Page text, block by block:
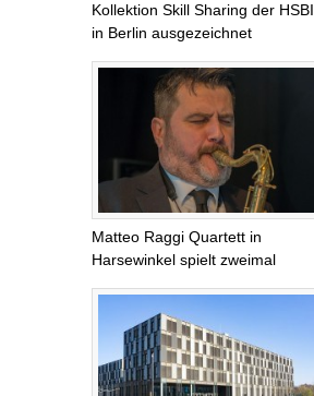
Kollektion Skill Sharing der HSBI
in Berlin ausgezeichnet
Matteo Raggi Quartett in
Harsewinkel spielt zweimal